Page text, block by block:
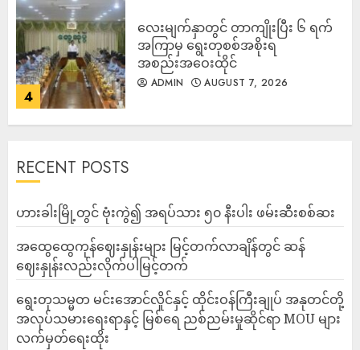
4
လေးမျက်နှာတွင် တာကျိုးပြီး ၆ ရက်
အကြာမှ ရွေးတုစစ်အစိုးရ
အစည်းအဝေးထိုင်
ADMIN AUGUST 7, 2026
RECENT POSTS
ဟားခါးမြို့တွင် ဗုံးကွဲ၍ အရပ်သား ၅၀ နီးပါး ဖမ်းဆီးစစ်ဆး
အထွေထွေကုန်ဈေးနှုန်းများ မြင့်တက်လာချိန်တွင် ဆန်
ဈေးနှုန်းလည်းလိုက်ပါမြင့်တက်
ရွေးတုသမ္မတ မင်းအောင်လှိုင်နှင့် ထိုင်းဝန်ကြီးချုပ် အနုတင်တို့
အလုပ်သမားရေးရာနှင့် မြစ်ရေ ညစ်ညမ်းမှုဆိုင်ရာ MOU များ
လက်မှတ်ရေးထိုး